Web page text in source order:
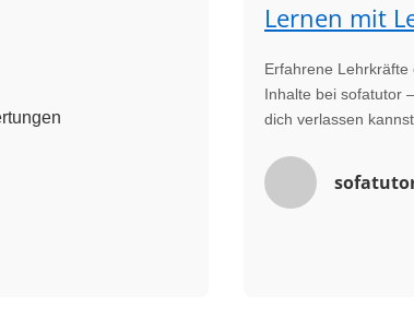
Lernen mit
Erfahrene
Inhalte bei sofatutor
dich verlassen kannst.